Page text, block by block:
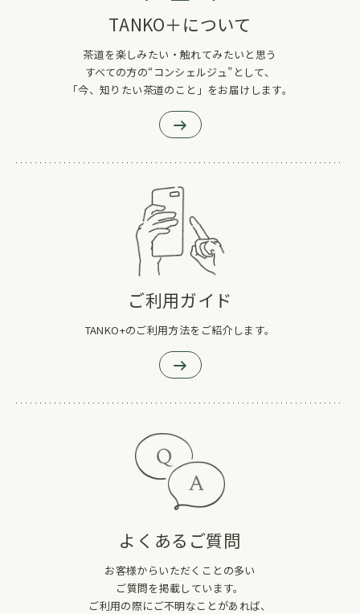
TANKO＋について
茶道を楽しみたい・触れてみたいと思う
すべての方の“コンシェルジュ”として、
「今、知りたい茶道のこと」をお届けします。
ご利用ガイド
TANKO+のご利用方法をご紹介します。
よくあるご質問
お客様からいただくことの多い
ご質問を掲載しています。
ご利用の際にご不明なことがあれば、